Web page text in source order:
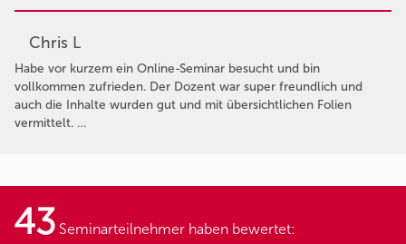
Chris L
Habe vor kurzem ein Online-Seminar besucht und bin
vollkommen zufrieden. Der Dozent war super freundlich und
auch die Inhalte wurden gut und mit übersichtlichen Folien
vermittelt. …
43 Seminarteilnehmer haben bewertet: